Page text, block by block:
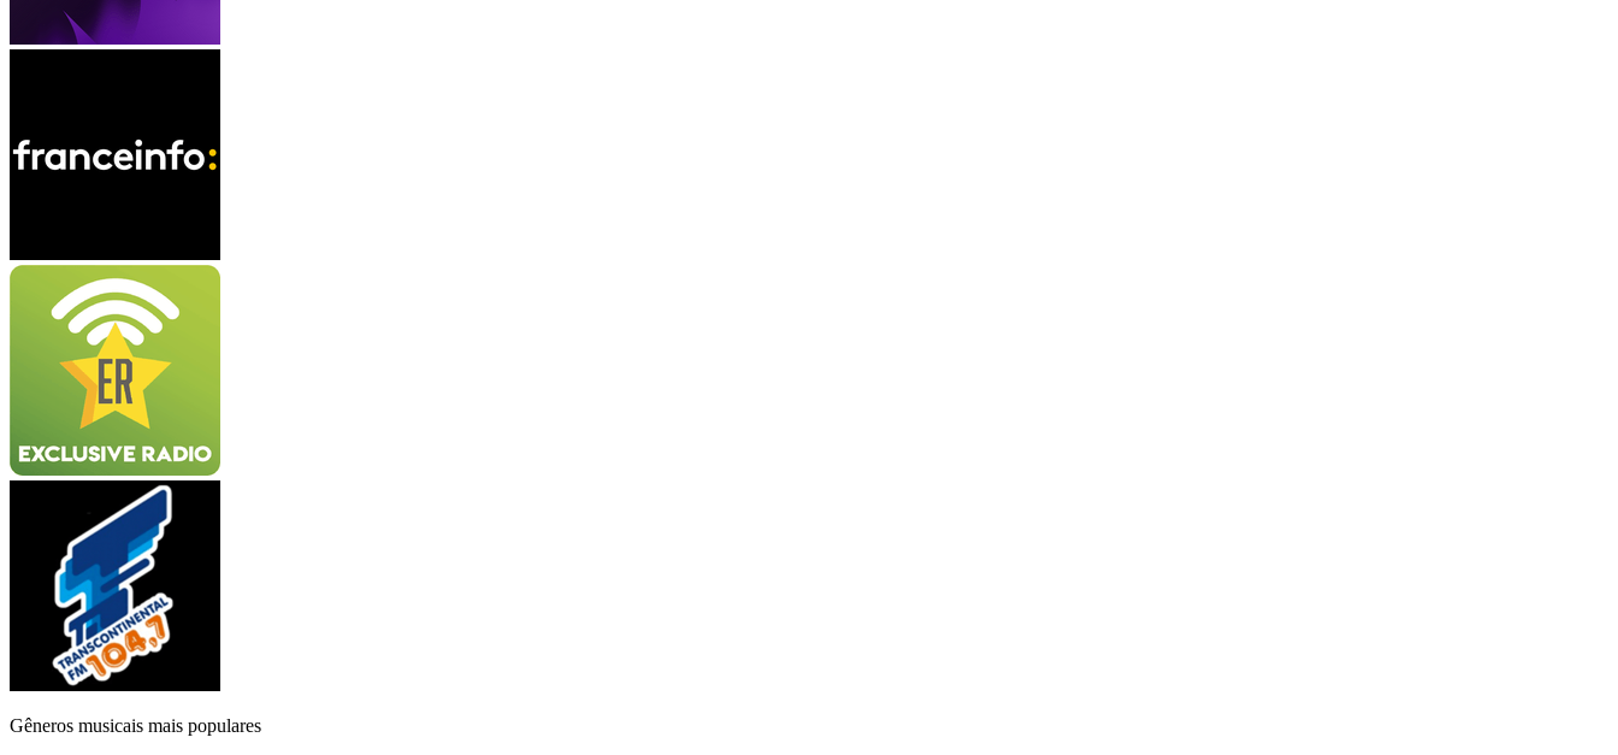
Gêneros musicais mais populares